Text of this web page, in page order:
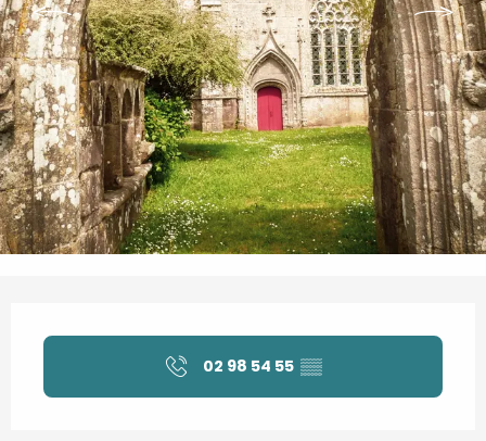
Ouverture et coordonnées
02 98 54 55 ▒▒